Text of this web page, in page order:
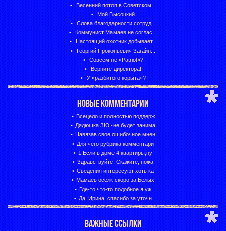
Весенний потоп в Советском...
Мой Высоцкий
Слова благодарности сотруд...
Коммунист Мамаев не соглас...
Настоящий охотник добывает...
Георгий Прокопьевич Загайн...
Совсем не «Patriot»?
Верните директора!
У «разбитого корыта»?
НОВЫЕ КОММЕНТАРИИ
Всецело и полностью поддерж
Дядюшка ЗЮ -не будет занима
Навязав свое ошибочное мнен
Для чего рубрика комментари
1.Если в доме 4 квартиры,ну
Здравствуйте. Скажите, пожа
Сведения интересуют хоть ка
Мамаев осёлк,скоро за Белых
Где-то что-то подобное я уж
Да, Ирина, спасибо за уточн
ВАЖНЫЕ ССЫЛКИ